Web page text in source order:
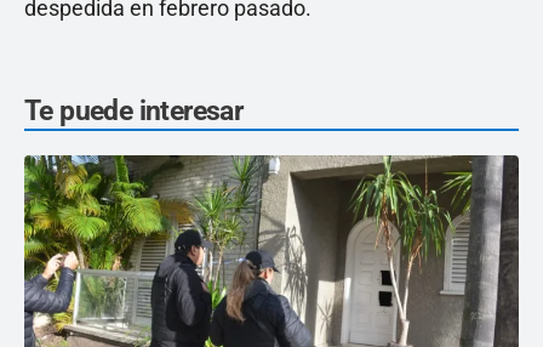
despedida en febrero pasado.
Te puede interesar